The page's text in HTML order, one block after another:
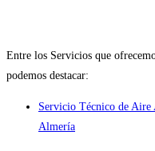
Entre los Servicios que
podemos destacar:
Servicio Técnico de Aire
Almería